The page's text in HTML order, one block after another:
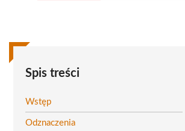
Spis treści
Wstęp
Odznaczenia